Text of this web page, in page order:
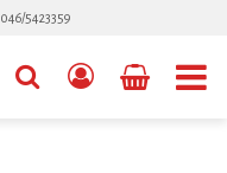
046/5423359